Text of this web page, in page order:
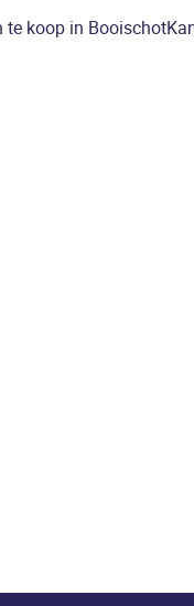
te koop in Booischot